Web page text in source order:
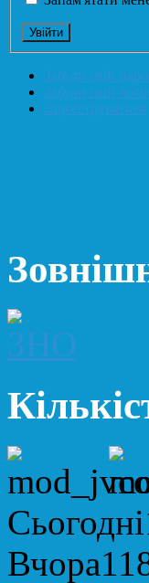
Забули свій
Забули свій
Зареєструватися
Сьогодні
Вчора